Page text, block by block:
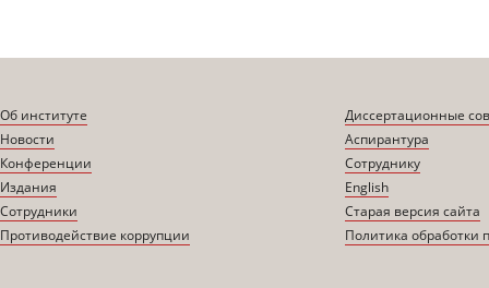
Об институте
Новости
Конференции
Издания
Сотрудники
Противодействие коррупции
Диссертационные
Аспирантура
Сотруднику
English
Старая версия сайта
Политика обработки